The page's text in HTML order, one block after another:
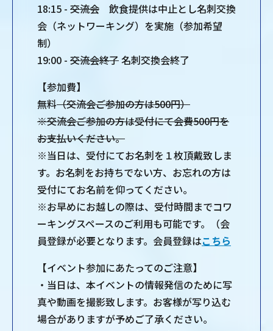
18:15 - 交流会 飲食提供は中止とし名刺交換
会（ネットワーキング）を実施（参加希望
制）
19:00 - 交流会終了名刺交換会終了
【参加費】
無料（交流会ご参加の方は500円）
※交流会ご参加の方は受付にて会費500円を
お支払いください。
※当日は、受付にてお名刺を１枚頂戴致しま
す。お名刺をお持ちでない方、お忘れの方は
受付にてお名前を仰ってください。
※お早めにお越しの際は、受付時間までコワ
ーキングスペースのご利用も可能です。（会
員登録が必要となります。会員登録はこちら
【イベント参加にあたってのご注意】
・当日は、本イベントの情報発信のために写
真や動画を撮影致します。お客様が写り込む
場合がありますが予めご了承ください。